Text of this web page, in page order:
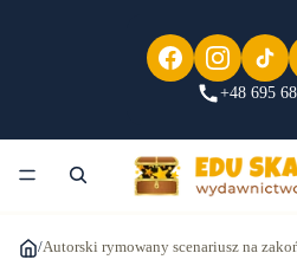
+48 695
/Autorski rymowany scenariusz na